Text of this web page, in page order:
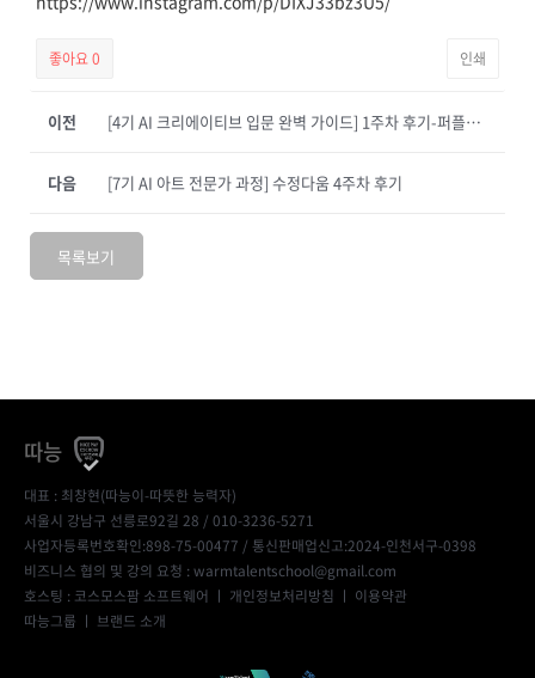
좋아요0 인쇄
이전 [4기 AI 크리에이티브 입문 완벽 가이드] 1주차 후기-퍼플제이
[7기 AI 아트 전문가 과정] 수정다움 4주차 후기
다음
목록보기
따능
대표 : 최창현(따능이-따뜻한 능력자)
서울시 강남구 선릉로92길 28 / 010-3236-5271
사업자등록번호확인:898-75-00477 / 통신판매업신고:2024-인천서구-0398
비즈니스 협의 및 강의 요청 : warmtalentschool@gmail.com
호스팅 : 코스모스팜 소프트웨어 ㅣ 개인정보처리방침 ㅣ 이용약관
따능그룹 ㅣ 브랜드 소개